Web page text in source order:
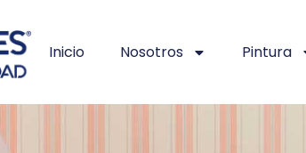
Inicio Nosotros Pintura